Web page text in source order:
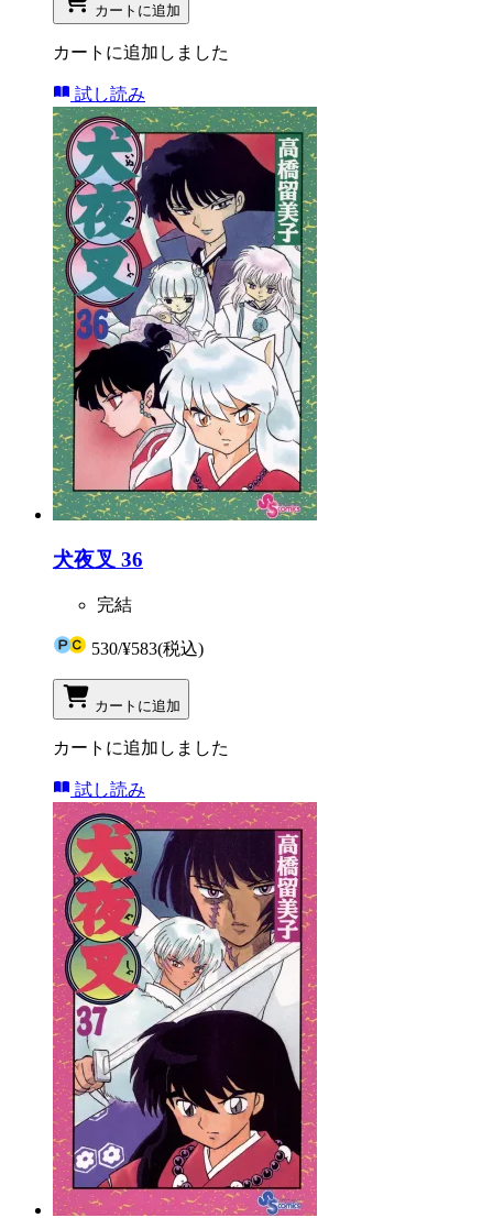
カートに追加
カートに追加しました
試し読み
犬夜叉 36
完結
530/¥583(税込)
カートに追加
カートに追加しました
試し読み